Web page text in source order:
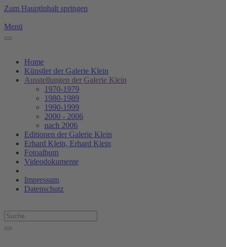
Zum Hauptinhalt springen
Menü
Home
Künstler der Galerie Klein
Ausstellungen der Galerie Klein
1970-1979
1980-1989
1990-1999
2000 - 2006
nach 2006
Editionen der Galerie Klein
Erhard Klein, Erhard Klein
Fotoalbum
Videodokumente
Impressum
Datenschutz